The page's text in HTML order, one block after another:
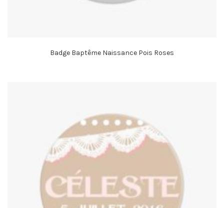
Badge Baptême Naissance Pois Roses